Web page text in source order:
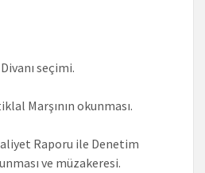
seçimi.
Marşının okunması.
Raporu ile Denetim
ve müzakeresi.